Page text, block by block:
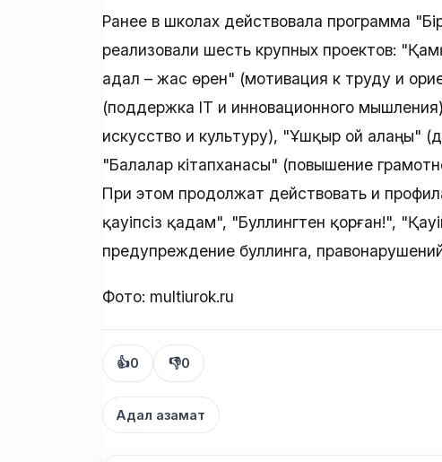
Ранее в школах действовала программа
реализовали шесть крупных проектов:
адал – жас өрен" (мотивация к труду и
(поддержка IT и инновационного
искусство и культуру), "Ұшқыр ой алаңы"
"Балалар кітапханасы" (повышение
При этом продолжат действовать и
қауіпсіз қадам", "Буллингтен қорған!",
предупреждение буллинга,
Фото: multiurok.ru
👍0 👎0
Адал азамат